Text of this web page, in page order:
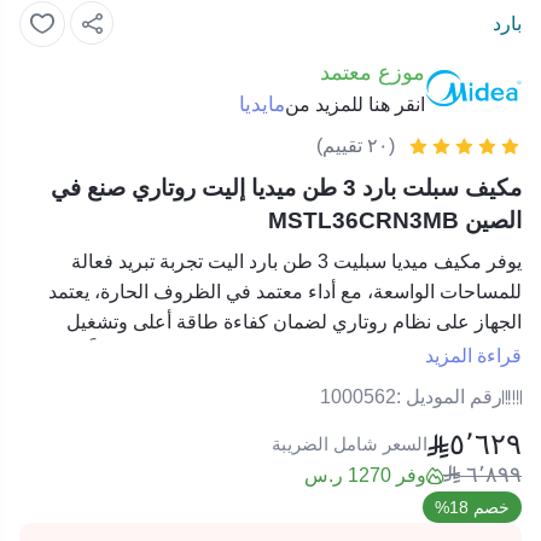
بارد
موزع معتمد
انقر هنا للمزيد منمايديا
(٢٠ تقييم)
مكيف سبلت بارد 3 طن ميديا إليت روتاري صنع في
الصين MSTL36CRN3MB
يوفر مكيف ميديا سبليت 3 طن بارد اليت تجربة تبريد فعالة
للمساحات الواسعة، مع أداء معتمد في الظروف الحارة، يعتمد
الجهاز على نظام روتاري لضمان كفاءة طاقة أعلى وتشغيل
هادئ، بالإضافة إلى واجهة استخدام بسيطة تجعله مناسباً
الأبيض يمنح الجهاز مظهراً متناسقاً مع أنماط الديكور الحديثة. يوفر
هذا المكيف حلاً عملياً لمن يبحث عن راحة وسهولة تحكم مع قدرة
تبريد قوية.
مواصفات مكيف ميديا سبليت 3 طن بارد اليت
قراءة المزيد
رقم الموديل :1000562
٥٬٦٢٩ السعر شامل الضريبة
٦٬٨٩٩ وفر 1270 ر.س
خصم 18%